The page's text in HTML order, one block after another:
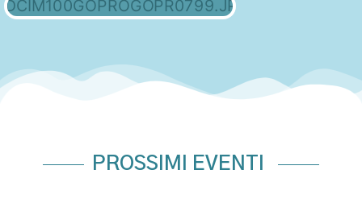
APERITIVI
DOPO CENA
PROSSIMI EVENTI